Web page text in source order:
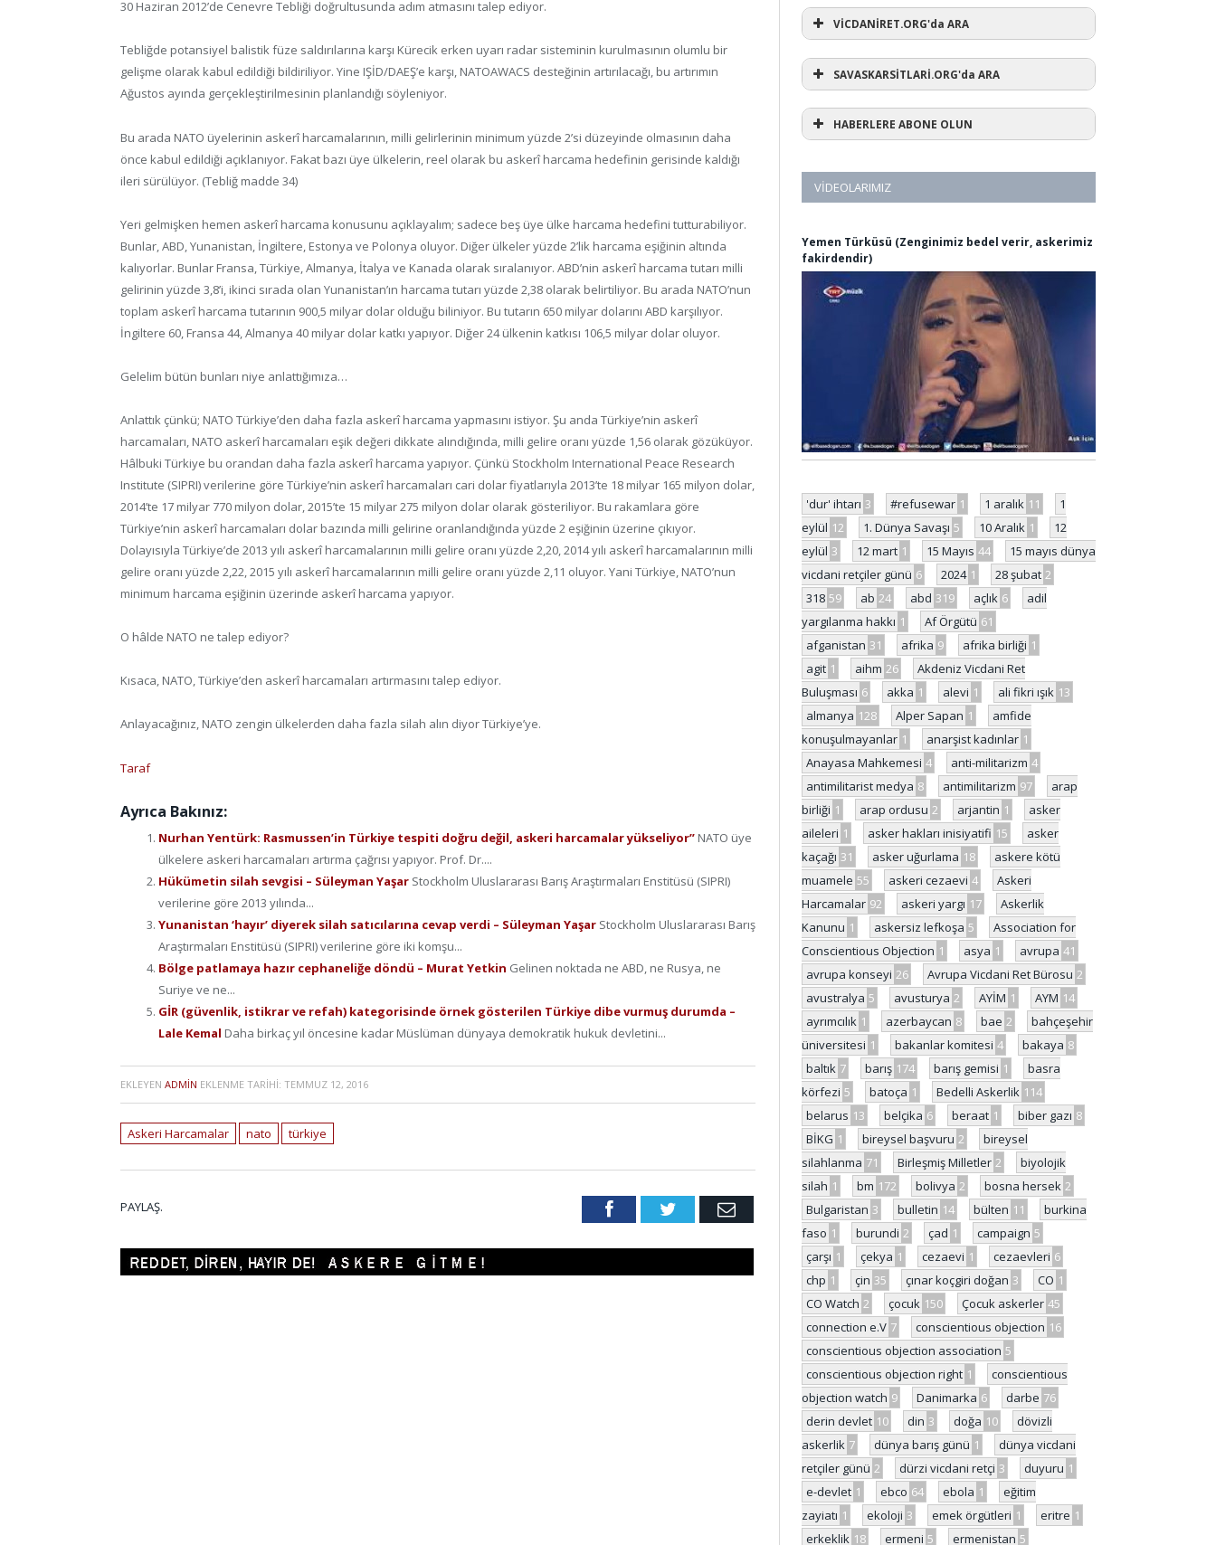
30 Haziran 2012’de Cenevre Tebliği doğrultusunda adım atmasını talep ediyor.
Tebliğde potansiyel balistik füze saldırılarına karşı Kürecik erken uyarı radar sisteminin kurulmasının olumlu bir
gelişme olarak kabul edildiği bildiriliyor. Yine IŞİD/DAEŞ’e karşı, NATOAWACS desteğinin artırılacağı, bu artırımın
Ağustos ayında gerçekleştirilmesinin planlandığı söyleniyor.
Bu arada NATO üyelerinin askerî harcamalarının, milli gelirlerinin minimum yüzde 2’si düzeyinde olmasının daha
önce kabul edildiği açıklanıyor. Fakat bazı üye ülkelerin, reel olarak bu askerî harcama hedefinin gerisinde kaldığı
ileri sürülüyor. (Tebliğ madde 34)
Yeri gelmişken hemen askerî harcama konusunu açıklayalım; sadece beş üye ülke harcama hedefini tutturabiliyor.
Bunlar, ABD, Yunanistan, İngiltere, Estonya ve Polonya oluyor. Diğer ülkeler yüzde 2’lik harcama eşiğinin altında
kalıyorlar. Bunlar Fransa, Türkiye, Almanya, İtalya ve Kanada olarak sıralanıyor. ABD’nin askerî harcama tutarı milli
gelirinin yüzde 3,8’i, ikinci sırada olan Yunanistan’ın harcama tutarı yüzde 2,38 olarak belirtiliyor. Bu arada NATO’nun
toplam askerî harcama tutarının 900,5 milyar dolar olduğu biliniyor. Bu tutarın 650 milyar dolarını ABD karşılıyor.
İngiltere 60, Fransa 44, Almanya 40 milyar dolar katkı yapıyor. Diğer 24 ülkenin katkısı 106,5 milyar dolar oluyor.
Gelelim bütün bunları niye anlattığımıza…
Anlattık çünkü; NATO Türkiye’den daha fazla askerî harcama yapmasını istiyor. Şu anda Türkiye’nin askerî
harcamaları, NATO askerî harcamaları eşik değeri dikkate alındığında, milli gelire oranı yüzde 1,56 olarak gözüküyor.
Hâlbuki Türkiye bu orandan daha fazla askerî harcama yapıyor. Çünkü Stockholm International Peace Research
Institute (SIPRI) verilerine göre Türkiye’nin askerî harcamaları cari dolar fiyatlarıyla 2013’te 18 milyar 165 milyon dolar,
2014’te 17 milyar 770 milyon dolar, 2015’te 15 milyar 275 milyon dolar olarak gösteriliyor. Bu rakamlara göre
Türkiye’nin askerî harcamaları dolar bazında milli gelirine oranlandığında yüzde 2 eşiğinin üzerine çıkıyor.
Dolayısıyla Türkiye’de 2013 yılı askerî harcamalarının milli gelire oranı yüzde 2,20, 2014 yılı askerî harcamalarının milli
gelire oranı yüzde 2,22, 2015 yılı askerî harcamalarının milli gelire oranı yüzde 2,11 oluyor. Yani Türkiye, NATO’nun
minimum harcama eşiğinin üzerinde askerî harcama yapıyor.
O hâlde NATO ne talep ediyor?
Kısaca, NATO, Türkiye’den askerî harcamaları artırmasını talep ediyor.
Anlayacağınız, NATO zengin ülkelerden daha fazla silah alın diyor Türkiye’ye.
Taraf
Ayrıca Bakınız:
Nurhan Yentürk: Rasmussen’in Türkiye tespiti doğru değil, askeri harcamalar yükseliyor” NATO üye
ülkelere askeri harcamaları artırma çağrısı yapıyor. Prof. Dr....
Hükümetin silah sevgisi – Süleyman Yaşar Stockholm Uluslararası Barış Araştırmaları Enstitüsü (SIPRI)
verilerine göre 2013 yılında...
Yunanistan ‘hayır’ diyerek silah satıcılarına cevap verdi – Süleyman Yaşar Stockholm Uluslararası Barış
Araştırmaları Enstitüsü (SIPRI) verilerine göre iki komşu...
Bölge patlamaya hazır cephaneliğe döndü – Murat Yetkin Gelinen noktada ne ABD, ne Rusya, ne
Suriye ve ne...
GİR (güvenlik, istikrar ve refah) kategorisinde örnek gösterilen Türkiye dibe vurmuş durumda –
Lale Kemal Daha birkaç yıl öncesine kadar Müslüman dünyaya demokratik hukuk devletini...
EKLEYEN ADMIN EKLENME TARIHI: TEMMUZ 12, 2016
Askeri Harcamalar nato türkiye
PAYLAŞ. FacebookTwitter Email
VİCDANİRET.ORG'da ARA
SAVASKARSİTLARİ.ORG'da ARA
HABERLERE ABONE OLUN
VIDEOLARIMIZ
Yemen Türküsü (Zenginimiz bedel verir, askerimiz
fakirdendir)
'dur' ihtarı 3 #refusewar 1 1 aralık 11
1
eylül 12 1. Dünya Savaşı 5 10 Aralık 1
12
eylül 3 12 mart 1 15 Mayıs 44
15 mayıs dünya
vicdani retçiler günü 6 2024 1 28 şubat 2
318 59 ab 24 abd 319 açlık 6
adil
yargılanma hakkı 1 Af Örgütü 61
afganistan 31 afrika 9 afrika birliği 1
agit 1 aihm 26
Akdeniz Vicdani Ret
Buluşması 6 akka 1 alevi 1 ali fikri ışık 13
almanya 128 Alper Sapan 1
amfide
konuşulmayanlar 1 anarşist kadınlar 1
Anayasa Mahkemesi 4 anti-militarizm 4
antimilitarist medya 8 antimilitarizm 97
arap
birliği 1 arap ordusu 2 arjantin 1
asker
aileleri 1 asker hakları inisiyatifi 15
asker
kaçağı 31 asker uğurlama 18
askere kötü
muamele 55 askeri cezaevi 4
Askeri
Harcamalar 92 askeri yargı 17
Askerlik
Kanunu 1 askersiz lefkoşa 5
Association for
Conscientious Objection 1 asya 1 avrupa 41
avrupa konseyi 26 Avrupa Vicdani Ret Bürosu 2
avustralya 5 avusturya 2 AYİM 1 AYM 14
ayrımcılık 1 azerbaycan 8 bae 2
bahçeşehir
üniversitesi 1 bakanlar komitesi 4 bakaya 8
baltık 7 barış 174 barış gemisi 1
basra
körfezi 5 batoça 1 Bedelli Askerlik 114
belarus 13 belçika 6 beraat 1 biber gazı 8
BİKG 1 bireysel başvuru 2
bireysel
silahlanma 71 Birleşmiş Milletler 2
biyolojik
silah 1 bm 172 bolivya 2 bosna hersek 2
Bulgaristan 3 bulletin 14 bülten 11
burkina
faso 1 burundi 2 çad 1 campaign 5
çarşı 1 çekya 1 cezaevi 1 cezaevleri 6
chp 1 çin 35 çınar koçgiri doğan 3 CO 1
CO Watch 2 çocuk 150 Çocuk askerler 45
connection e.V 7 conscientious objection 16
conscientious objection association 5
conscientious objection right 1
conscientious
objection watch 9 Danimarka 6 darbe 76
derin devlet 10 din 3 doğa 10
dövizli
askerlik 7 dünya barış günü 1
dünya vicdani
retçiler günü 2 dürzi vicdani retçi 3 duyuru 1
e-devlet 1 ebco 64 ebola 1
eğitim
zayiatı 1 ekoloji 3 emek örgütleri 1 eritre 1
erkeklik 18 ermeni 5 ermenistan 5